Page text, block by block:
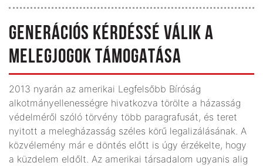
GENERÁCIÓS KÉRDÉSSÉ VÁLIK A
MELEGJOGOK TÁMOGATÁSA
2013 nyarán az amerikai Legfelsőbb Bíróság
alkotmányellenességre hivatkozva törölte a házasság
védelméről szóló törvény több paragrafusát, és teret
nyitott a melegházasság széles körű legalizálásának. A
közvélemény már e döntés előtt is úgy érzékelte, hogy
a küzdelem eldőlt. Az amerikai társadalom ugyanis alig